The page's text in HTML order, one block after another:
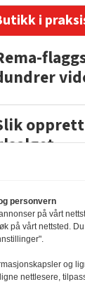
i
varer,
lager
personvern
på vårt
på vårt nettsted.
og
nettlesere,